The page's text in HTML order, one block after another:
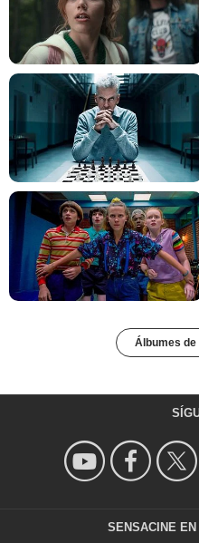
Álbumes
SENSACINE